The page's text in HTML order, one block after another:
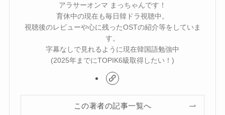
アラサーオンマ まっちゃんです！
育休中の現在も毎日韓ドラ視聴中。
視聴後のレビューや心に残ったOSTの紹介等をしていま
す。
字幕なしで見れるように現在韓国語勉強中
(2025年までにTOPIK6級取得したい！)
この著者の記事一覧へ